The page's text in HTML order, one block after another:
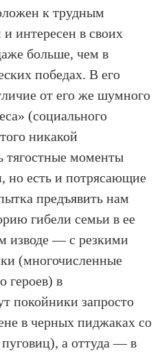
к трудным
интересен в своих
больше, чем в
победах. В его
от его же шумного
(социального
никакой
тягостные моменты
но есть и потрясающие
предъявить нам
гибели семьи в ее
изводе — с резкими
(многочисленные
героев) в
покойники запросто
в черных пиджаках со
а оттуда — в